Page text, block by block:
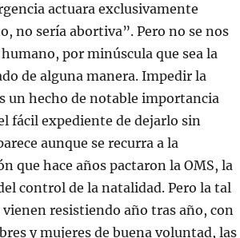
actuara exclusivamente
no sería abortiva”. Pero no se nos
por minúscula que sea la
de alguna manera. Impedir la
un hecho de notable importancia
fácil expediente de dejarlo sin
aunque se recurra a la
que hace años pactaron la OMS, la
control de la natalidad. Pero la tal
resistiendo año tras año, con
y mujeres de buena voluntad, las